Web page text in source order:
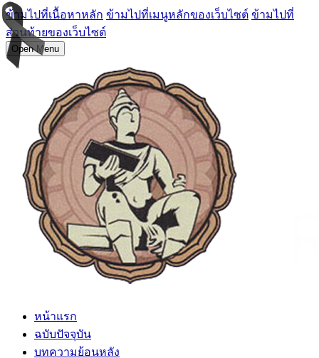
ข้ามไปที่เนื้อหาหลัก ข้ามไปที่เมนูหลักของเว็บไซต์ ข้ามไปที่
ส่วนท้ายของเว็บไซต์
Open Menu
หน้าแรก
ฉบับปัจจุบัน
บทความย้อนหลัง